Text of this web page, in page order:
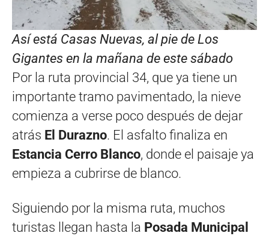
Así está Casas Nuevas, al pie de Los
Gigantes en la mañana de este sábado
Por la ruta provincial 34, que ya tiene un
importante tramo pavimentado, la nieve
comienza a verse poco después de dejar
atrás El Durazno. El asfalto finaliza en
Estancia Cerro Blanco, donde el paisaje ya
empieza a cubrirse de blanco.
Siguiendo por la misma ruta, muchos
turistas llegan hasta la Posada Municipal